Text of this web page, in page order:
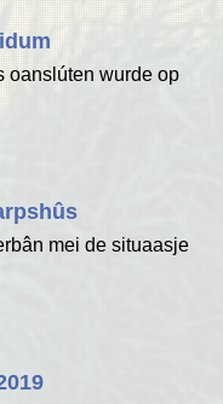
oanslúten wurde op
mei de situaasje